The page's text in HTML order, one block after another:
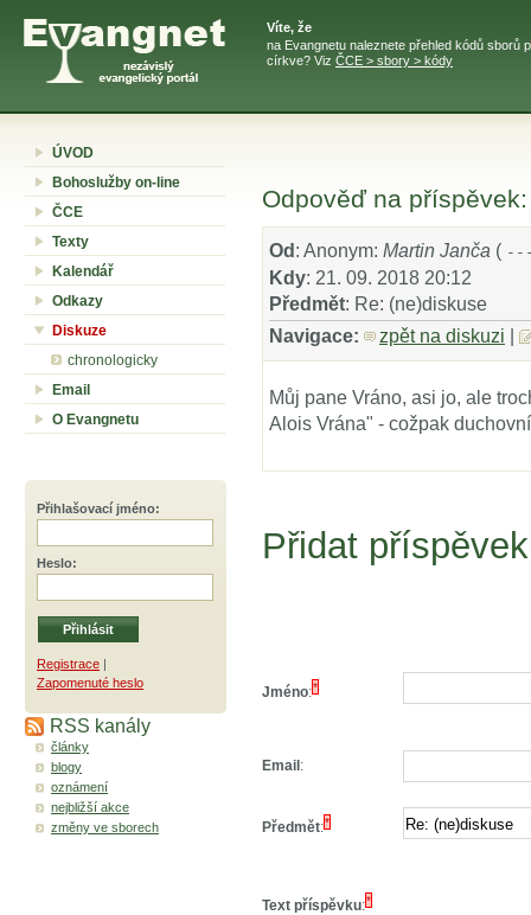
Víte, že
na Evangnetu naleznete přehled kódů sborů
církve? Viz ČCE > sbory > kódy
ÚVOD
Bohoslužby on-line
ČCE
Texty
Kalendář
Odkazy
Diskuze
chronologicky
Email
O Evangnetu
Přihlašovací jméno:
Heslo:
Registrace |
Zapomenuté heslo
RSS kanály
články
blogy
oznámení
nejbližší akce
změny ve sborech
Odpověď na
Od : Anonym: Martin Janča (
Kdy: 21. 09. 2018 20:12
Předmět: Re: (ne)diskuse
Navigace:
zpět na diskuzi
Můj pane Vráno, asi jo, ale
Alois Vrána" - cožpak
Přidat
Jméno:*
Email :
Předmět:*
Text příspěvku:*